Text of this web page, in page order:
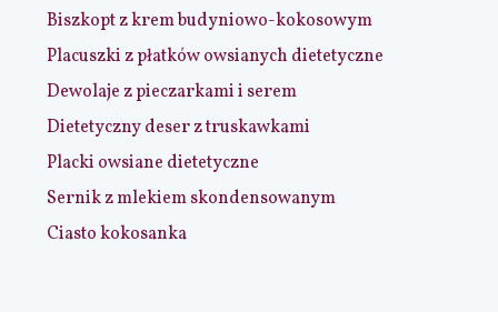
Biszkopt z krem budyniowo-kokosowym
Placuszki z płatków owsianych dietetyczne
Dewolaje z pieczarkami i serem
Dietetyczny deser z truskawkami
Placki owsiane dietetyczne
Sernik z mlekiem skondensowanym
Ciasto kokosanka